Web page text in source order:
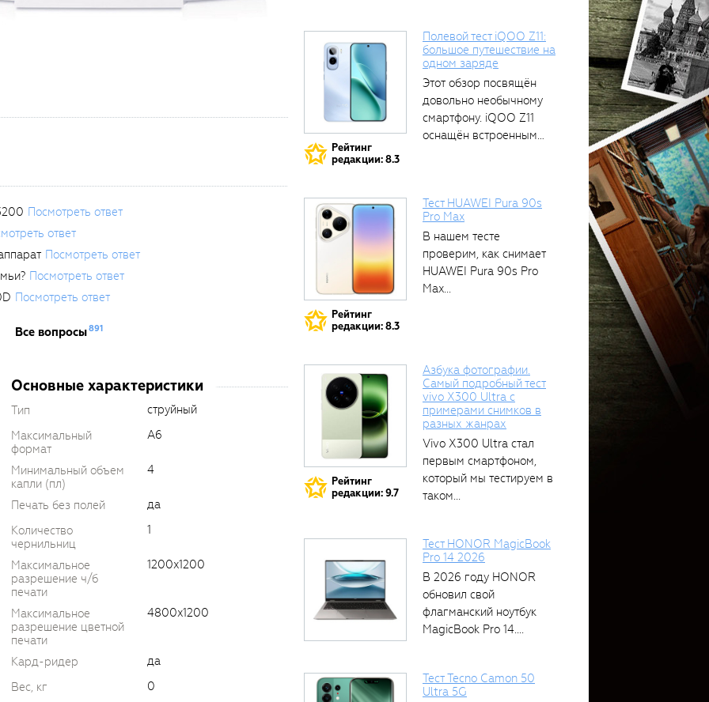
Посмотреть ответ
ответ
Посмотреть ответ
Посмотреть ответ
Посмотреть ответ
Все вопросы891
Основные характеристики
Тип
струйный
Максимальный
формат
A6
Минимальный объем
капли (пл)
4
Печать без полей
да
Количество
чернильниц
1
Максимальное
разрешение ч/б
печати
1200x1200
Максимальное
разрешение цветной
печати
4800x1200
Кард-ридер
да
Вес, кг
0
Рейтинг
редакции: 8.3
Полевой тест iQOO Z11:
большое путешествие на
одном заряде
Этот обзор посвящён
довольно необычному
смартфону. iQOO Z11
оснащён встроенным
Рейтинг
редакции: 8.3
Тест HUAWEI Pura 90s
Pro Max
В нашем тесте
проверим, как снимает
HUAWEI Pura 90s Pro
Max...
Рейтинг
редакции: 9.7
Азбука фотографии.
Самый подробный тест
vivo X300 Ultra с
примерами снимков в
разных жанрах
Vivo X300 Ultra стал
первым смартфоном,
который мы тестируем в
таком...
Тест HONOR MagicBook
Pro 14 2026
В 2026 году HONOR
обновил свой
флагманский ноутбук
MagicBook Pro 14....
Тест Tecno Camon 50
Ultra 5G